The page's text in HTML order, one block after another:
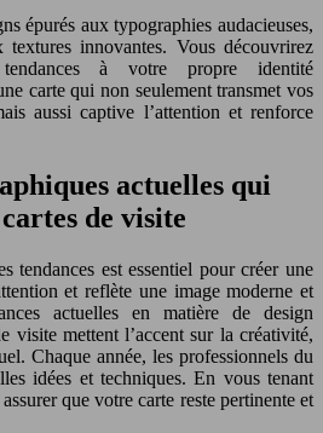
épurés aux typographies audacieuses,
textures innovantes. Vous découvrirez
à votre propre identité
carte qui non seulement transmet vos
aussi captive l’attention et renforce
actuelles qui
de visite
tendances est essentiel pour créer une
et reflète une image moderne et
actuelles en matière de design
visite mettent l’accent sur la créativité,
Chaque année, les professionnels du
idées et techniques. En vous tenant
que votre carte reste pertinente et